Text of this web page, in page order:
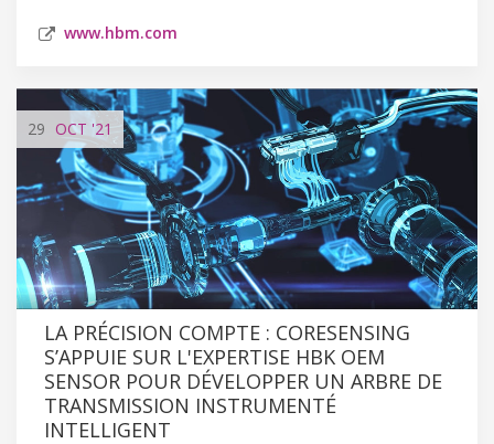
www.hbm.com
29 OCT '21
LA PRÉCISION COMPTE : CORESENSING
S’APPUIE SUR L'EXPERTISE HBK OEM
SENSOR POUR DÉVELOPPER UN ARBRE DE
TRANSMISSION INSTRUMENTÉ
INTELLIGENT